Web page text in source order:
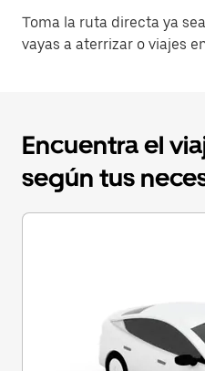
Toma la ruta directa ya
vayas a aterrizar o viajes
Encuentra el
según tus